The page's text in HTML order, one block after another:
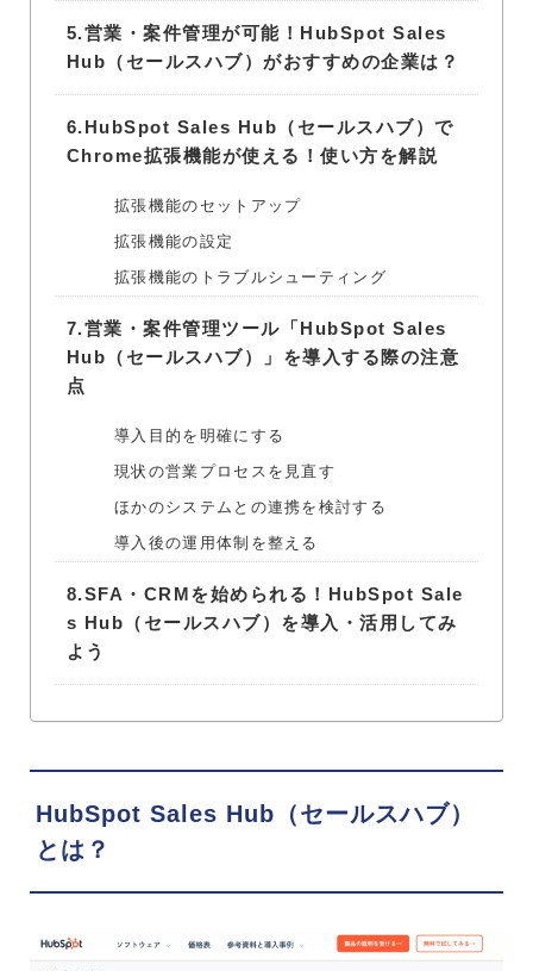
5.営業・案件管理が可能！HubSpot Sales
Hub（セールスハブ）がおすすめの企業は？
6.HubSpot Sales Hub（セールスハブ）で
Chrome拡張機能が使える！使い方を解説
拡張機能のセットアップ
拡張機能の設定
拡張機能のトラブルシューティング
7.営業・案件管理ツール「HubSpot Sales
Hub（セールスハブ）」を導入する際の注意
点
導入目的を明確にする
現状の営業プロセスを見直す
ほかのシステムとの連携を検討する
導入後の運用体制を整える
8.SFA・CRMを始められる！HubSpot Sale
s Hub（セールスハブ）を導入・活用してみ
よう
HubSpot Sales Hub（セールスハブ）
とは？